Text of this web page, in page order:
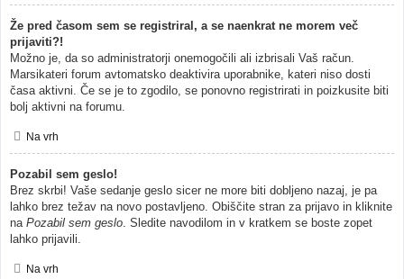
Že pred časom sem se registriral, a se naenkrat ne morem več
prijaviti?!
Možno je, da so administratorji onemogočili ali izbrisali Vaš račun.
Marsikateri forum avtomatsko deaktivira uporabnike, kateri niso dosti
časa aktivni. Če se je to zgodilo, se ponovno registrirati in poizkusite biti
bolj aktivni na forumu.
Na vrh
Pozabil sem geslo!
Brez skrbi! Vaše sedanje geslo sicer ne more biti dobljeno nazaj, je pa
lahko brez težav na novo postavljeno. Obiščite stran za prijavo in kliknite
na Pozabil sem geslo. Sledite navodilom in v kratkem se boste zopet
lahko prijavili.
Na vrh